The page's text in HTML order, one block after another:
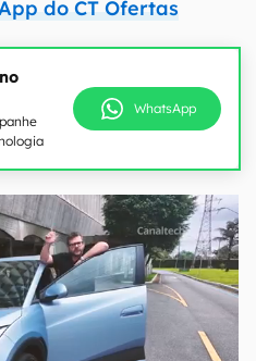
do CT Ofertas
WhatsApp